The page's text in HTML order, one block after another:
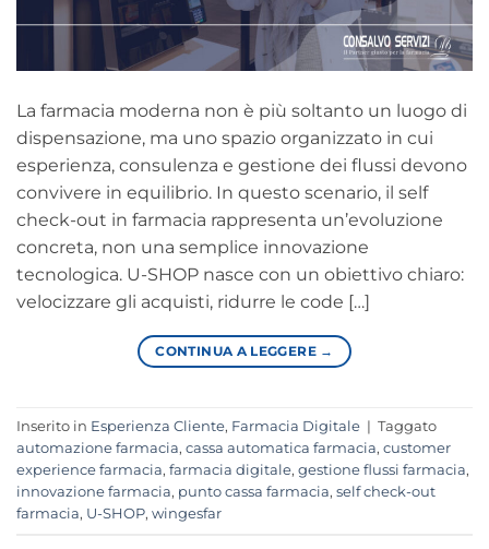
La farmacia moderna non è più soltanto un luogo di
dispensazione, ma uno spazio organizzato in cui
esperienza, consulenza e gestione dei flussi devono
convivere in equilibrio. In questo scenario, il self
check-out in farmacia rappresenta un’evoluzione
concreta, non una semplice innovazione
tecnologica. U-SHOP nasce con un obiettivo chiaro:
velocizzare gli acquisti, ridurre le code […]
CONTINUA A LEGGERE →
Inserito in Esperienza Cliente, Farmacia Digitale | Taggato
automazione farmacia, cassa automatica farmacia, customer
experience farmacia, farmacia digitale, gestione flussi farmacia,
innovazione farmacia, punto cassa farmacia, self check-out
farmacia, U-SHOP, wingesfar